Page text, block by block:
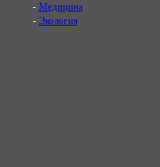
- Медицина
- Экология